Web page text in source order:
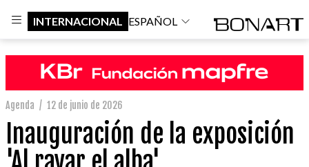
INTERNACIONAL ESPAÑOL
Agenda / 12 de junio de 2026
Inauguración de la exposición